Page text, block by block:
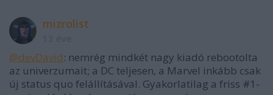
mizrolist
@devDavid: nemrég mindkét nagy kiadó rebootolta
az univerzumait; a DC teljesen, a Marvel inkább csak
új status quo felállításával. Gyakorlatilag a friss #1-